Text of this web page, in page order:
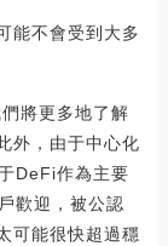
能不會受到大多
將更多地了解
外，由于中心化
DeFi作為主要
歡迎，被公認
可能很快超過穩